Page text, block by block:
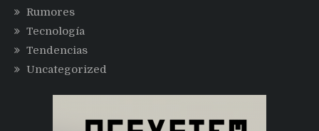
Rumores
Tecnología
Tendencias
Uncategorized